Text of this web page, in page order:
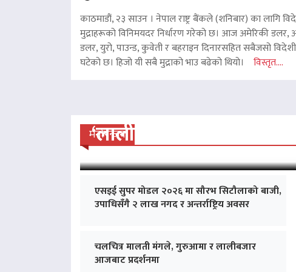
काठमाडौं, २३ साउन । नेपाल राष्ट्र बैंकले (शनिबार) का लागि
मुद्राहरूको विनिमयदर निर्धारण गरेको छ। आज अमेरिकी डलर,
डलर, युरो, पाउन्ड, कुवेती र बहराइन दिनारसहित सबैजसो
घटेको छ। हिजो यी सबै मुद्राको भाउ बढेको थियो। विस्तृत....
मनोरन्जन
‘लालीबजार’को सफल यात्रा
एसइई सुपर मोडल २०२६ मा सौरभ सिटौलाको बाजी,
उपाधिसँगै २ लाख नगद र अन्तर्राष्ट्रिय अवसर
चलचित्र मालती मंगले, गुरुआमा र लालीबजार
आजबाट प्रदर्शनमा